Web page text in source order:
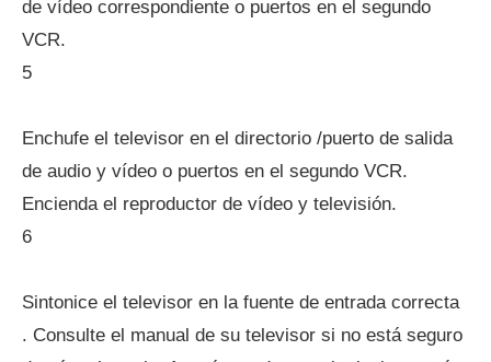
de vídeo correspondiente o puertos en el segundo
VCR.
5
Enchufe el televisor en el directorio /puerto de salida
de audio y vídeo o puertos en el segundo VCR.
Encienda el reproductor de vídeo y televisión.
6
Sintonice el televisor en la fuente de entrada correcta
. Consulte el manual de su televisor si no está seguro